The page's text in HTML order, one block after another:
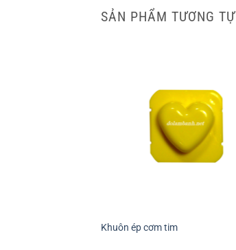
SẢN PHẨM TƯƠNG TỰ
Khuôn ép cơm tim